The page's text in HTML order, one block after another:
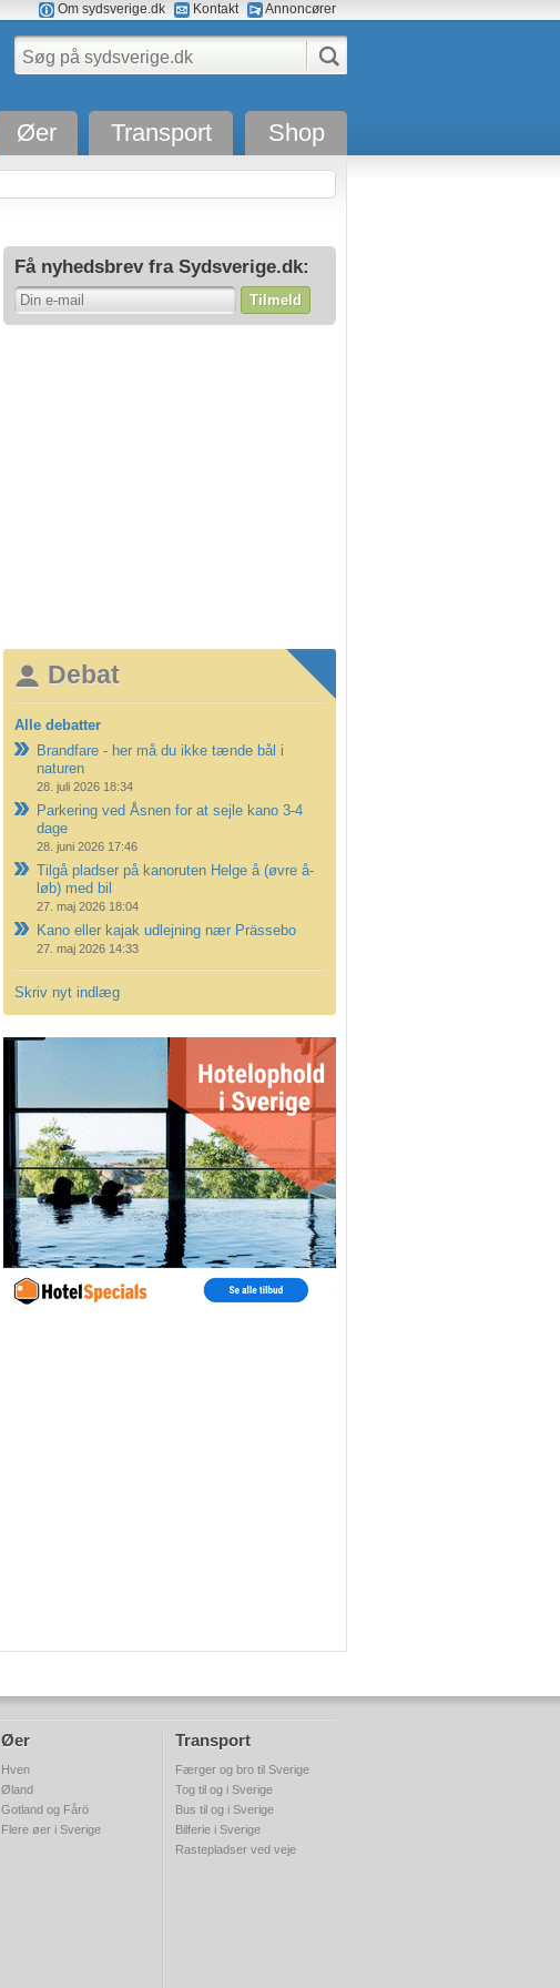
Om sydsverige.dk Kontakt Annoncører
Øer Transport Shop
Få nyhedsbrev fra Sydsverige.dk:
Tilmeld
Debat
Alle debatter
Brandfare - her må du ikke tænde bål i
naturen
28. juli 2026 18:34
Parkering ved Åsnen for at sejle kano 3-4
dage
28. juni 2026 17:46
Tilgå pladser på kanoruten Helge å (øvre å-
løb) med bil
27. maj 2026 18:04
Kano eller kajak udlejning nær Prässebo
27. maj 2026 14:33
Skriv nyt indlæg
Øer
Hven
Øland
Gotland og Fårö
Flere øer i Sverige
Transport
Færger og bro til Sverige
Tog til og i Sverige
Bus til og i Sverige
Bilferie i Sverige
Rastepladser ved veje